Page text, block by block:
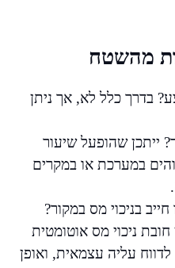
מהשטח
בדרך כלל לא, אך ניתן
ייתכן שהופעל שיעור
במערכת או במקרים
בניכוי מס במקור?
ניכוי מס אוטומטית
עליה עצמאית, ואופן